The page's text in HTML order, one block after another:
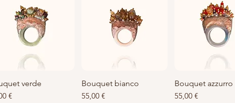
Vista rápida
verde
€
Vista rápida
Bouquet bianco
Precio
55,00 €
Vista rápida
Bouquet azzurro
Precio
55,00 €